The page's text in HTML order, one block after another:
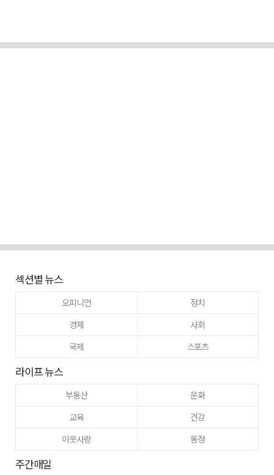
섹션별 뉴스
오피니언
정치
경제
사회
국제
스포츠
라이프 뉴스
부동산
문화
교육
건강
이웃사랑
동정
주간매일